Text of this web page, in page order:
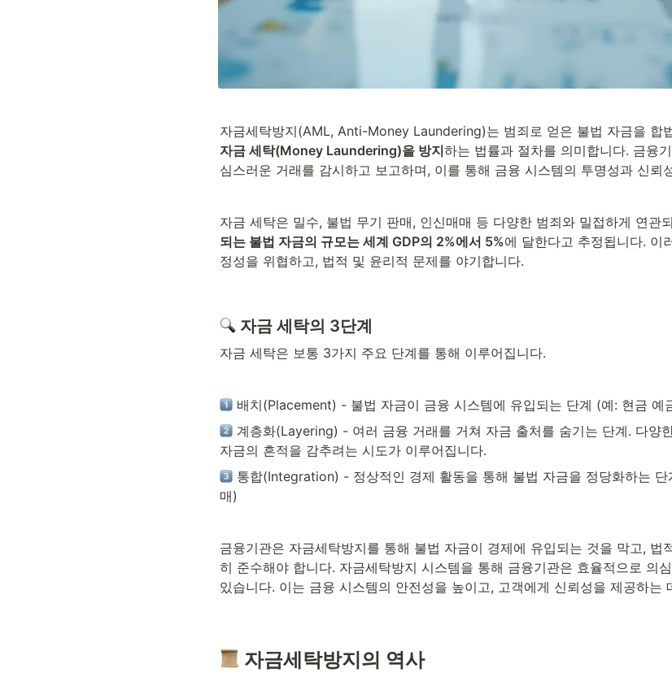
자금 세탁(Money Laundering)을 방지하는 법률과 절차를 의미합니다. 금융
심스러운 거래를 감시하고 보고하며, 이를 통해 금융 시스템의 투명성과 신뢰
자금 세탁은 밀수, 불법 무기 판매, 인신매매 등 다양한 범죄와 밀접하게 연관
되는 불법 자금의 규모는 세계 GDP의 2%에서 5%에 달한다고 추정됩니다. 이
정성을 위협하고, 법적 및 윤리적 문제를 야기합니다.
자금 세탁의 3단계
자금 세탁은 보통 3가지 주요 단계를 통해 이루어집니다.
배치(Placement) - 불법 자금이 금융 시스템에 유입되는 단계 (예: 현금 예
계층화(Layering) - 여러 금융 거래를 거쳐 자금 출처를 숨기는 단계. 다양
자금의 흔적을 감추려는 시도가 이루어집니다.
통합(Integration) - 정상적인 경제 활동을 통해 불법 자금을 정당화하는
매)
금융기관은 자금세탁방지를 통해 불법 자금이 경제에 유입되는 것을 막고, 법
히 준수해야 합니다. 자금세탁방지 시스템을 통해 금융기관은 효율적으로 의
있습니다. 이는 금융 시스템의 안전성을 높이고, 고객에게 신뢰성을 제공하는
자금세탁방지의 역사